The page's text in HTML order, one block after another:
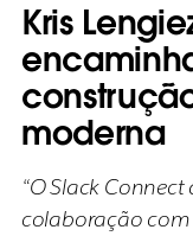
Kris
moderna
“O Slack
colaboração com